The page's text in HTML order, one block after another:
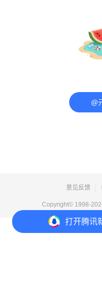
打开腾讯
@
意见反馈
Copyright© 1998-